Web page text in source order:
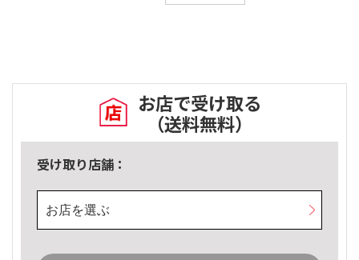
お店で受け取る
（送料無料）
受け取り店舗：
お店を選ぶ